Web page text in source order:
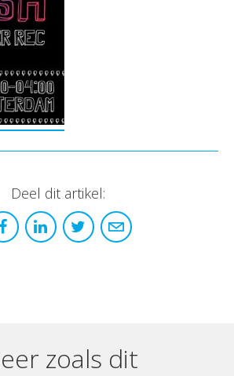
Deel dit artikel:
zoals dit